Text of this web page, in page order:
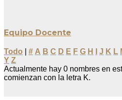
Equipo Docente
Todo # A B C D E F G H J K L
Y Z
Actualmente hay 0 nombres en
comienzan con la letra K.